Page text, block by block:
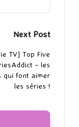
Next Post
TV] Top Five
– les
qui font aimer
les séries !